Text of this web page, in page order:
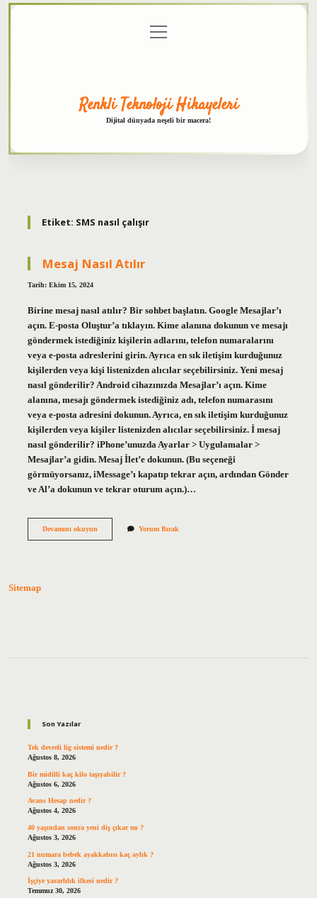
menüyü
aç
Renkli Teknoloji Hikayeleri
Dijital dünyada neşeli bir macera!
Etiket: SMS nasıl çalışır
Mesaj Nasıl Atılır
Tarih: Ekim 15, 2024
Birine mesaj nasıl atılır? Bir sohbet başlatın. Google Mesajlar’ı
açın. E-posta Oluştur’a tıklayın. Kime alanına dokunun ve mesajı
göndermek istediğiniz kişilerin adlarını, telefon numaralarını
veya e-posta adreslerini girin. Ayrıca en sık iletişim kurduğunuz
kişilerden veya kişi listenizden alıcılar seçebilirsiniz. Yeni mesaj
nasıl gönderilir? Android cihazınızda Mesajlar’ı açın. Kime
alanına, mesajı göndermek istediğiniz adı, telefon numarasını
veya e-posta adresini dokunun. Ayrıca, en sık iletişim kurduğunuz
kişilerden veya kişiler listenizden alıcılar seçebilirsiniz. İ mesaj
nasıl gönderilir? iPhone’unuzda Ayarlar > Uygulamalar >
Mesajlar’a gidin. Mesaj İlet’e dokunun. (Bu seçeneği
görmüyorsanız, iMessage’ı kapatıp tekrar açın, ardından Gönder
ve Al’a dokunun ve tekrar oturum açın.)…
Devamını okuyunMesaj
Yorum Bırak
Sitemap
Son Yazılar
Tek devreli lig sistemi nedir ?
Ağustos 8, 2026
Bir midilli kaç kilo taşıyabilir ?
Ağustos 6, 2026
Avans Hesap nedir ?
Ağustos 4, 2026
40 yaşından sonra yeni diş çıkar mı ?
Ağustos 3, 2026
21 numara bebek ayakkabısı kaç aylık ?
Ağustos 3, 2026
İşçiye yararlılık ilkesi nedir ?
Temmuz 30, 2026